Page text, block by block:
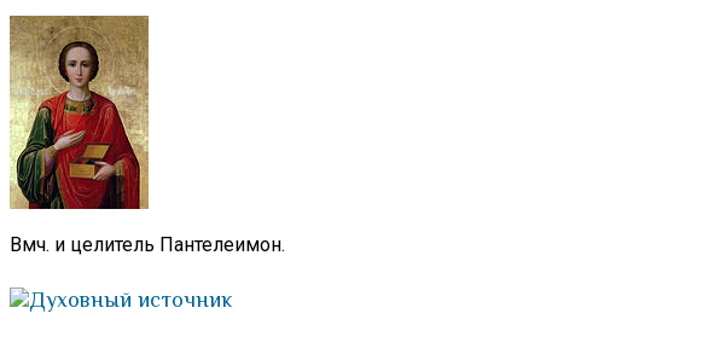
Вмч. и целитель Пантелеимон.
Духовный источник